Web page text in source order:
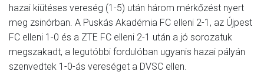
hazai kiütéses vereség (1-5) után három mérkőzést nyert
meg zsinórban. A Puskás Akadémia FC elleni 2-1, az Újpest
FC elleni 1-0 és a ZTE FC elleni 2-1 után a jó sorozatuk
megszakadt, a legutóbbi fordulóban ugyanis hazai pályán
szenvedtek 1-0-ás vereséget a DVSC ellen.